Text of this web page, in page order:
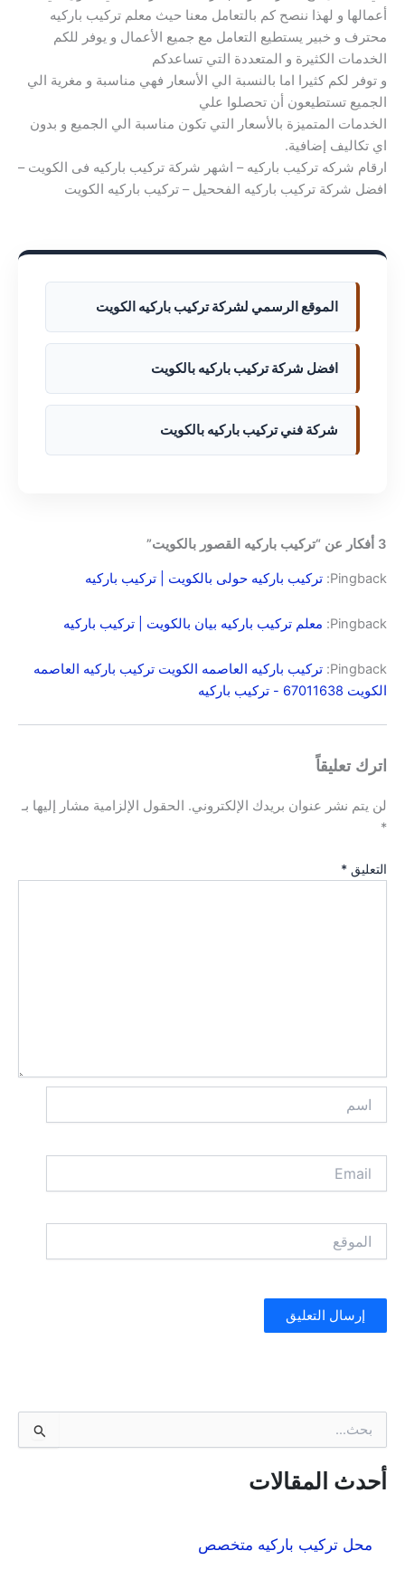
أعمالها و لهذا ننصح كم بالتعامل معنا حيث معلم تركيب باركيه
محترف و خبير يستطيع التعامل مع جميع الأعمال و يوفر للكم
الخدمات الكثيرة و المتعددة التي تساعدكم
و توفر لكم كثيرا اما بالنسبة الي الأسعار فهي مناسبة و مغرية الي
الجميع تستطيعون أن تحصلوا علي
الخدمات المتميزة بالأسعار التي تكون مناسبة الي الجميع و بدون
اي تكاليف إضافية.
ارقام شركه تركيب باركيه – اشهر شركة تركيب باركيه فى الكويت –
افضل شركة تركيب باركيه الفححيل – تركيب باركيه الكويت
الموقع الرسمي لشركة تركيب باركيه الكويت
افضل شركة تركيب باركيه بالكويت
شركة فني تركيب باركيه بالكويت
3 أفكار عن “تركيب باركيه القصور بالكويت”
Pingback: تركيب باركيه حولى بالكويت | تركيب باركيه
Pingback: معلم تركيب باركيه بيان بالكويت | تركيب باركيه
Pingback: تركيب باركيه العاصمه الكويت تركيب باركيه العاصمه
الكويت 67011638 - تركيب باركيه
اترك تعليقاً
لن يتم نشر عنوان بريدك الإلكتروني.
الحقول الإلزامية مشار إليها بـ
*
التعليق *
ح
ثأحدث المقالات
محل تركيب باركيه متخصص